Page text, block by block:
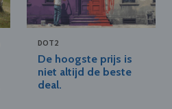
DOT2
De hoogste prijs is
niet altijd de beste
deal.